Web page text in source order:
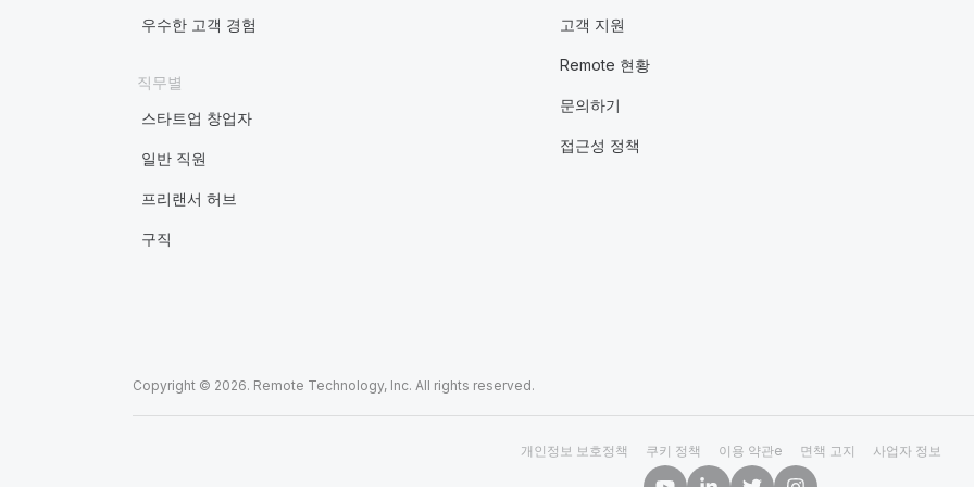
우수한 고객 경험
직무별
스타트업 창업자
일반 직원
프리랜서 허브
구직
고객 지원
Remote 현황
문의하기
접근성 정책
Copyright © 2026. Remote Technology, Inc. All rights reserved.
개인정보 보호정책 쿠키 정책 이용 약관e 면책 고지 사업자 정보